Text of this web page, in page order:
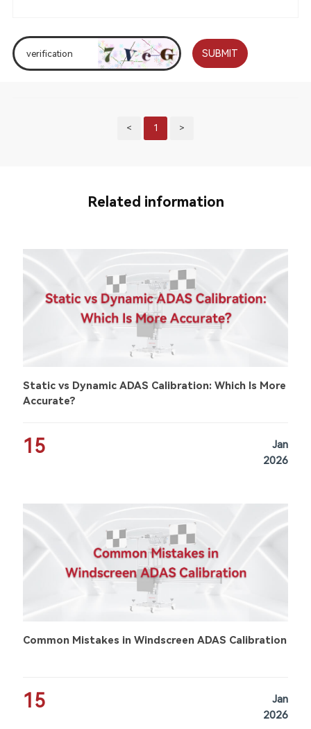
SUBMIT
< 1 >
Related information
Static vs Dynamic ADAS Calibration: Which Is More
Accurate?
15
Jan
2026
Common Mistakes in Windscreen ADAS Calibration
15
Jan
2026